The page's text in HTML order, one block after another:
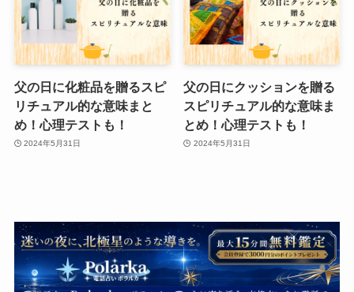
父の日に化粧品を贈るスピ
リチュアル的な意味まと
め！心理テストも！
2024年5月31日
父の日にクッションを贈る
スピリチュアル的な意味ま
とめ！心理テストも！
2024年5月31日